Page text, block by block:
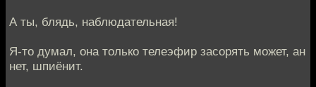
А ты, блядь, наблюдательная!
Я-то думал, она только телеэфир засорять может, ан
нет, шпиёнит.